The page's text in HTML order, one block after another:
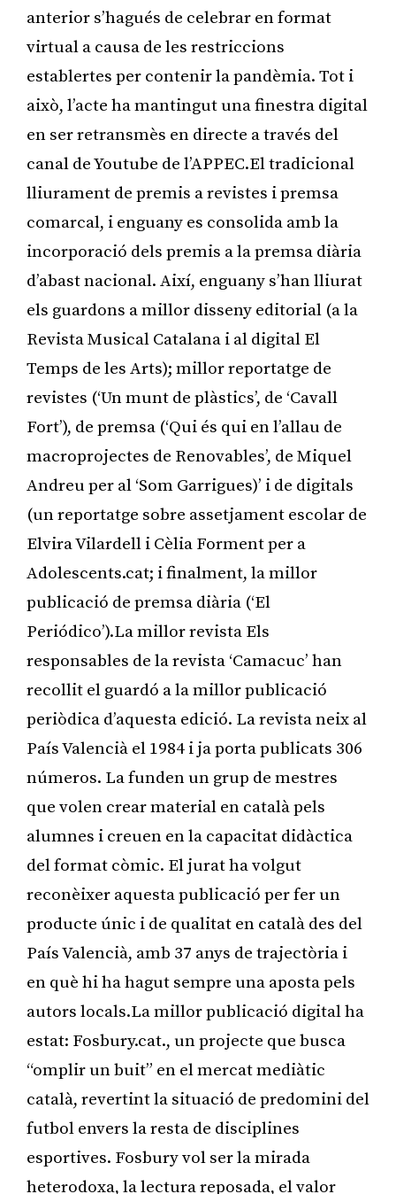
anterior s’hagués de celebrar en format
virtual a causa de les restriccions
establertes per contenir la pandèmia. Tot i
això, l’acte ha mantingut una finestra digital
en ser retransmès en directe a través del
canal de Youtube de l’APPEC.El tradicional
lliurament de premis a revistes i premsa
comarcal, i enguany es consolida amb la
incorporació dels premis a la premsa diària
d’abast nacional. Així, enguany s’han lliurat
els guardons a millor disseny editorial (a la
Revista Musical Catalana i al digital El
Temps de les Arts); millor reportatge de
revistes (‘Un munt de plàstics’, de ‘Cavall
Fort’), de premsa (‘Qui és qui en l’allau de
macroprojectes de Renovables’, de Miquel
Andreu per al ‘Som Garrigues)’ i de digitals
(un reportatge sobre assetjament escolar de
Elvira Vilardell i Cèlia Forment per a
Adolescents.cat; i finalment, la millor
publicació de premsa diària (‘El
Periódico’).La millor revista Els
responsables de la revista ‘Camacuc’ han
recollit el guardó a la millor publicació
periòdica d’aquesta edició. La revista neix al
País Valencià el 1984 i ja porta publicats 306
números. La funden un grup de mestres
que volen crear material en català pels
alumnes i creuen en la capacitat didàctica
del format còmic. El jurat ha volgut
reconèixer aquesta publicació per fer un
producte únic i de qualitat en català des del
País Valencià, amb 37 anys de trajectòria i
en què hi ha hagut sempre una aposta pels
autors locals.La millor publicació digital ha
estat: Fosbury.cat., un projecte que busca
“omplir un buit” en el mercat mediàtic
català, revertint la situació de predomini del
futbol envers la resta de disciplines
esportives. Fosbury vol ser la mirada
heterodoxa, la lectura reposada, el valor